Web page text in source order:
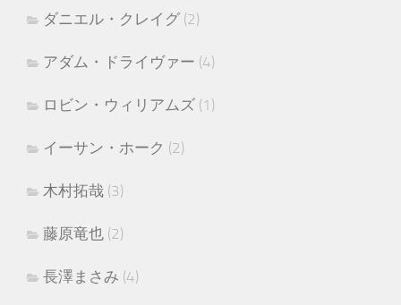
ダニエル・クレイグ (2)
アダム・ドライヴァー (4)
ロビン・ウィリアムズ (1)
イーサン・ホーク (2)
木村拓哉 (3)
藤原竜也 (2)
長澤まさみ (4)